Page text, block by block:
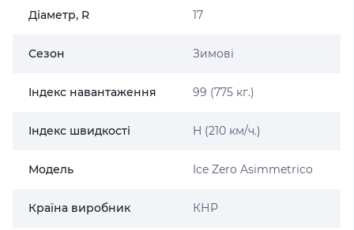
Діаметр, R 17
Сезон Зимові
Індекс навантаження 99 (775 кг.)
Індекс швидкості H (210 км/ч.)
Модель Ice Zero Asimmetrico
Країна виробник КНР